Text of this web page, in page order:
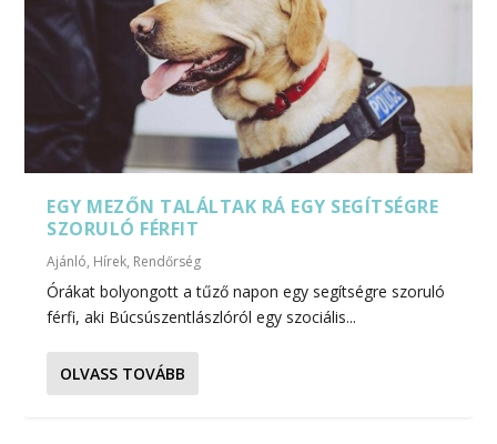
EGY MEZŐN TALÁLTAK RÁ EGY SEGÍTSÉGRE
SZORULÓ FÉRFIT
Ajánló, Hírek, Rendőrség
Órákat bolyongott a tűző napon egy segítségre szoruló
férfi, aki Búcsúszentlászlóról egy szociális...
OLVASS TOVÁBB